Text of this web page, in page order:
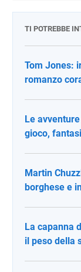
TI POTREBBE
Tom Jones:
romanzo
Le
gioco,
Martin
borghese e
La capanna
il peso della